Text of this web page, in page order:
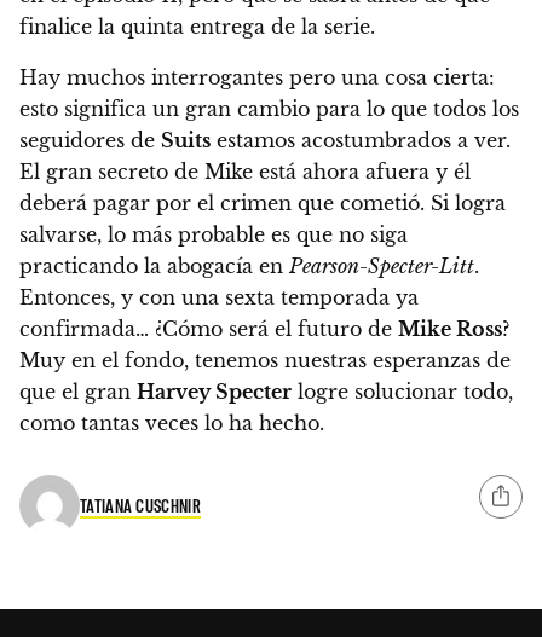
finalice la quinta entrega de la serie.
Hay muchos interrogantes pero una cosa cierta:
esto significa un gran cambio para lo que todos los
seguidores de Suits estamos acostumbrados a ver.
El gran secreto de Mike está ahora afuera y él
deberá pagar por el crimen que cometió. Si logra
salvarse, lo más probable es que no siga
practicando la abogacía en Pearson-Specter-Litt.
Entonces, y con una sexta temporada ya
confirmada… ¿Cómo será el futuro de Mike Ross?
Muy en el fondo, tenemos nuestras esperanzas de
que el gran Harvey Specter logre solucionar todo,
como tantas veces lo ha hecho.
TATIANA CUSCHNIR